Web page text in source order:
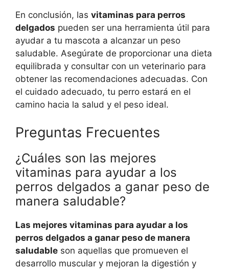
En conclusión, las vitaminas para perros
delgados pueden ser una herramienta útil para
ayudar a tu mascota a alcanzar un peso
saludable. Asegúrate de proporcionar una dieta
equilibrada y consultar con un veterinario para
obtener las recomendaciones adecuadas. Con
el cuidado adecuado, tu perro estará en el
camino hacia la salud y el peso ideal.
Preguntas Frecuentes
¿Cuáles son las mejores
vitaminas para ayudar a los
perros delgados a ganar peso de
manera saludable?
Las mejores vitaminas para ayudar a los
perros delgados a ganar peso de manera
saludable son aquellas que promueven el
desarrollo muscular y mejoran la digestión y